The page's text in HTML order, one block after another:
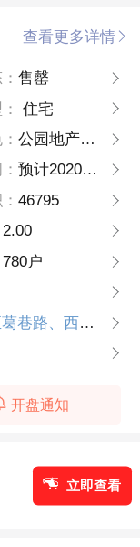
查看更多详情
售罄
住宅
公园地产、小户型、名企盘
预计2020年9月底交付
46795
2.00
780户
汀路、北至溪望路
开盘通知
立即查看